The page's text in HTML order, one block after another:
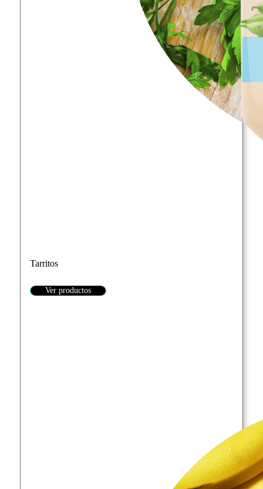
Tarritos
Ver productos